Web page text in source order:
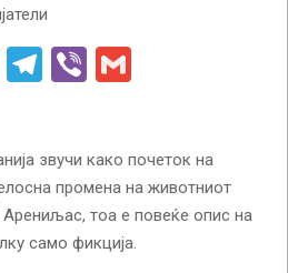
Messenger
Telegram
Viber
звучи како почеток на
промена на животниот
тоа е повеќе опис на
само фикција.